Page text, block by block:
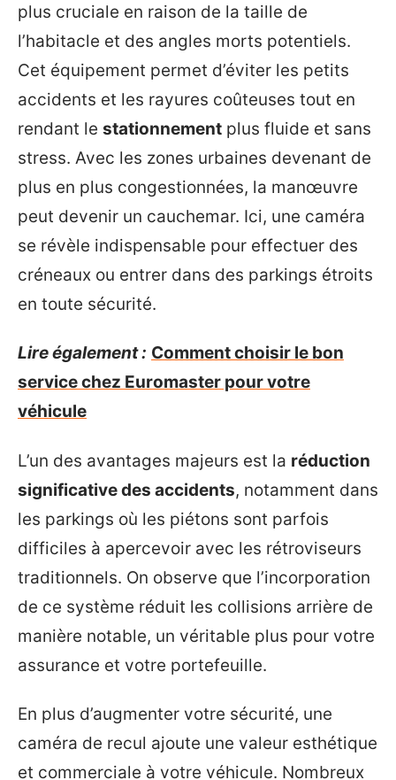
plus cruciale en raison de la taille de
l’habitacle et des angles morts potentiels.
Cet équipement permet d’éviter les petits
accidents et les rayures coûteuses tout en
rendant le stationnement plus fluide et sans
stress. Avec les zones urbaines devenant de
plus en plus congestionnées, la manœuvre
peut devenir un cauchemar. Ici, une caméra
se révèle indispensable pour effectuer des
créneaux ou entrer dans des parkings étroits
en toute sécurité.
Lire également : Comment choisir le bon
service chez Euromaster pour votre
véhicule
L’un des avantages majeurs est la réduction
significative des accidents, notamment dans
les parkings où les piétons sont parfois
difficiles à apercevoir avec les rétroviseurs
traditionnels. On observe que l’incorporation
de ce système réduit les collisions arrière de
manière notable, un véritable plus pour votre
assurance et votre portefeuille.
En plus d’augmenter votre sécurité, une
caméra de recul ajoute une valeur esthétique
et commerciale à votre véhicule. Nombreux